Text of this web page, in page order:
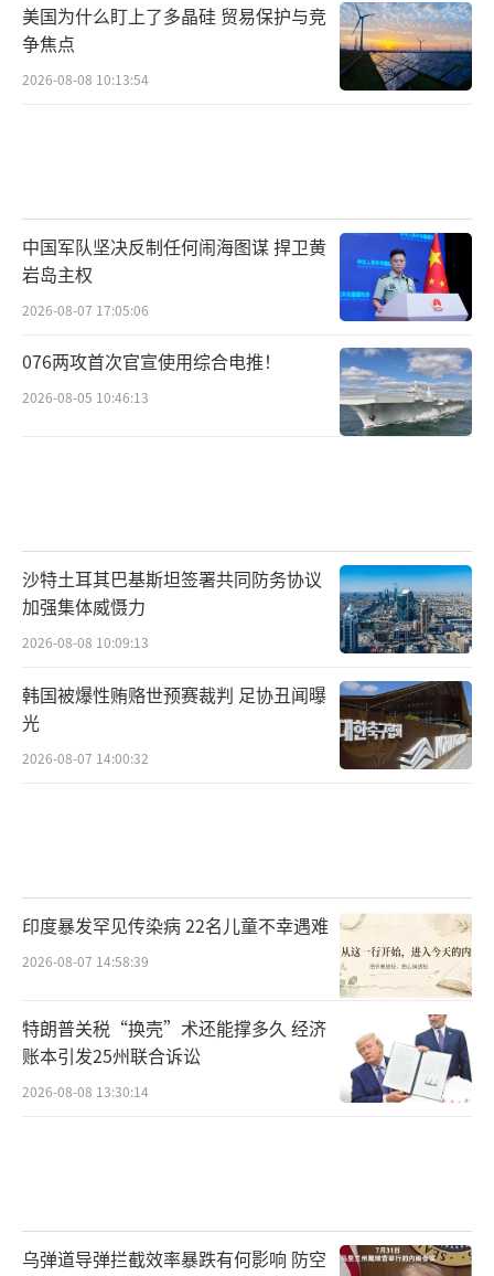
美国为什么盯上了多晶硅 贸易保护与竞
争焦点
2026-08-08 10:13:54
中国军队坚决反制任何闹海图谋 捍卫黄
岩岛主权
2026-08-07 17:05:06
076两攻首次官宣使用综合电推！
2026-08-05 10:46:13
沙特土耳其巴基斯坦签署共同防务协议
加强集体威慑力
2026-08-08 10:09:13
韩国被爆性贿赂世预赛裁判 足协丑闻曝
光
2026-08-07 14:00:32
印度暴发罕见传染病 22名儿童不幸遇难
2026-08-07 14:58:39
特朗普关税“换壳”术还能撑多久 经济
账本引发25州联合诉讼
2026-08-08 13:30:14
乌弹道导弹拦截效率暴跌有何影响 防空